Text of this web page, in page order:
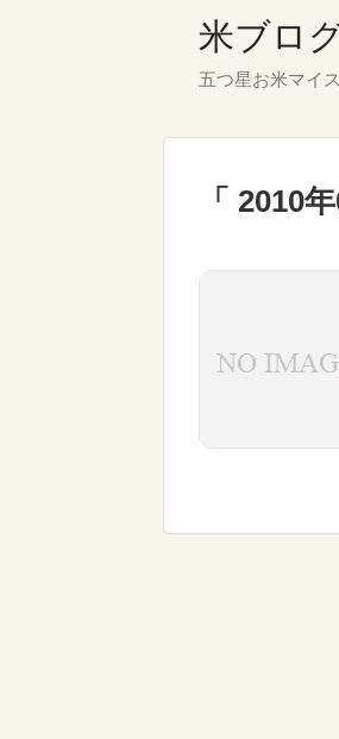
米ブロ
五つ星お米マイ
「 2010